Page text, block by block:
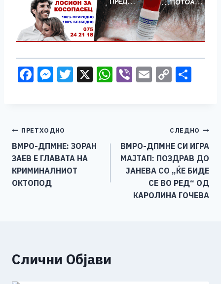
F
b
o
o
k
M
n
g
er
T X W
A
p
Vi E C
Li
n
k
Навигација
на
напис
ПРЕТХОДНО
ВМРО-ДПМНЕ: ЗОРАН
ЗАЕВ Е ГЛАВАТА НА
КРИМИНАЛНИОТ
ОКТОПОД
СЛЕДНО
ВМРО-ДПМНЕ СИ ИГРА
МАЈТАП: ПОЗДРАВ ДО
ЈАНЕВА СО „ЌЕ БИДЕ
СЕ ВО РЕД“ ОД
КАРОЛИНА ГОЧЕВА
Слични Објави